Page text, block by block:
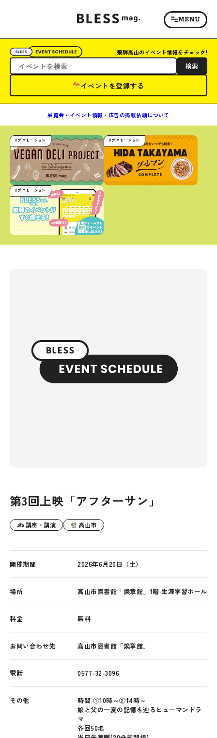
飛騨高山のイベント情報をチェック!
検索
イベントを登録する
展覧会・イベント情報・広告の掲載依頼について
#プロモーション #プロモーション
#プロモーション
第3回上映「アフターサン」
✍ 講座・講演 高山市
開催期間 2026年6月20日（土）
場所 高山市図書館「煥章館」1階 生涯学習ホール
料金 無料
お問い合わせ先 高山市図書館「煥章館」
電話 0577-32-3096
その他
時間 ①10時～②14時～
娘と父の一夏の記憶を辿るヒューマンドラ
マ
各回50名